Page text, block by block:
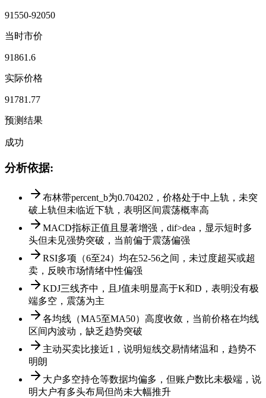
91550-92050
当时市价
91861.6
实际价格
91781.77
预测结果
成功
分析依据:
布林带percent_b为0.704202，价格处于中上轨，未突
破上轨但未临近下轨，表明区间震荡概率高
MACD指标正值且显著增强，dif>dea，显示短时多
头但未见强势突破，当前偏于震荡偏强
RSI多项（6至24）均在52-56之间，未过度超买或超
卖，反映市场情绪中性偏强
KDJ三线齐中，且J值未明显高于K和D，表明没有极
端多空，震荡为主
各均线（MA5至MA50）高度收敛，当前价格在均线
区间内波动，缺乏趋势突破
主动买卖比接近1，说明短线交易情绪温和，趋势不
明朗
大户多空持仓等数据均偏多，但账户数比未极端，说
明大户有多头布局但尚未大幅推升